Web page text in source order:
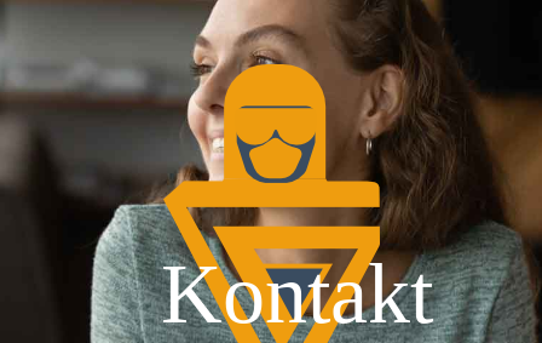
Kontakt